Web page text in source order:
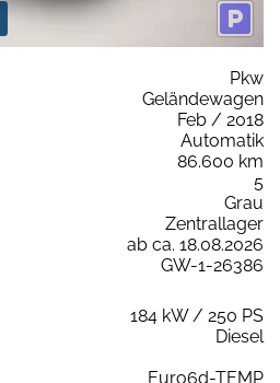
Pkw
Geländewagen
Feb / 2018
Automatik
86.600 km
5
Grau
Zentrallager
ab ca. 18.08.2026
GW-1-26386
184 kW / 250 PS
Diesel
Euro6d-TEMP